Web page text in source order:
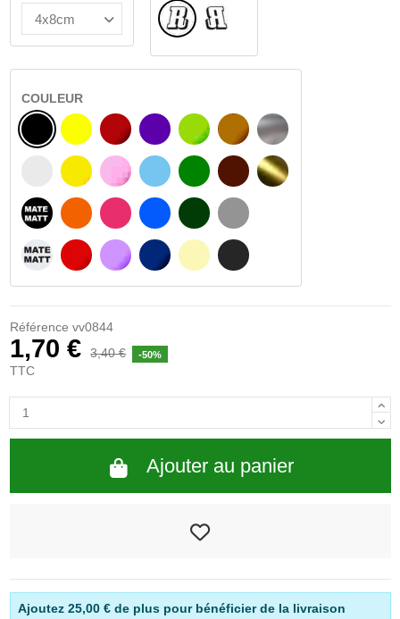
NormalRenversé
COULEUR
NOIR
BLANC
NOIR MATÉ
BLANC MATÉ
JAUNE
JAUNE AMBRE
ORANGE
ROUGE
BOURGOGNE
ROSA
FUCHSIA
PURPLE
VIOLET
BLEU CLAIR
BLAU
BLEU FONCÉ
VERT CLAIR
VERT
VERT FONCÉ
BEIGE
NOISETTE
BRUN FONCÉ
GRIS CLAIR
GRIS FONCÉ
ARGENT
OR
Référence vv0844
1,70 € 3,40 € -50%
TTC
Ajouter au panier
Ajoutez 25,00 €de plus pour bénéficier de la livraison